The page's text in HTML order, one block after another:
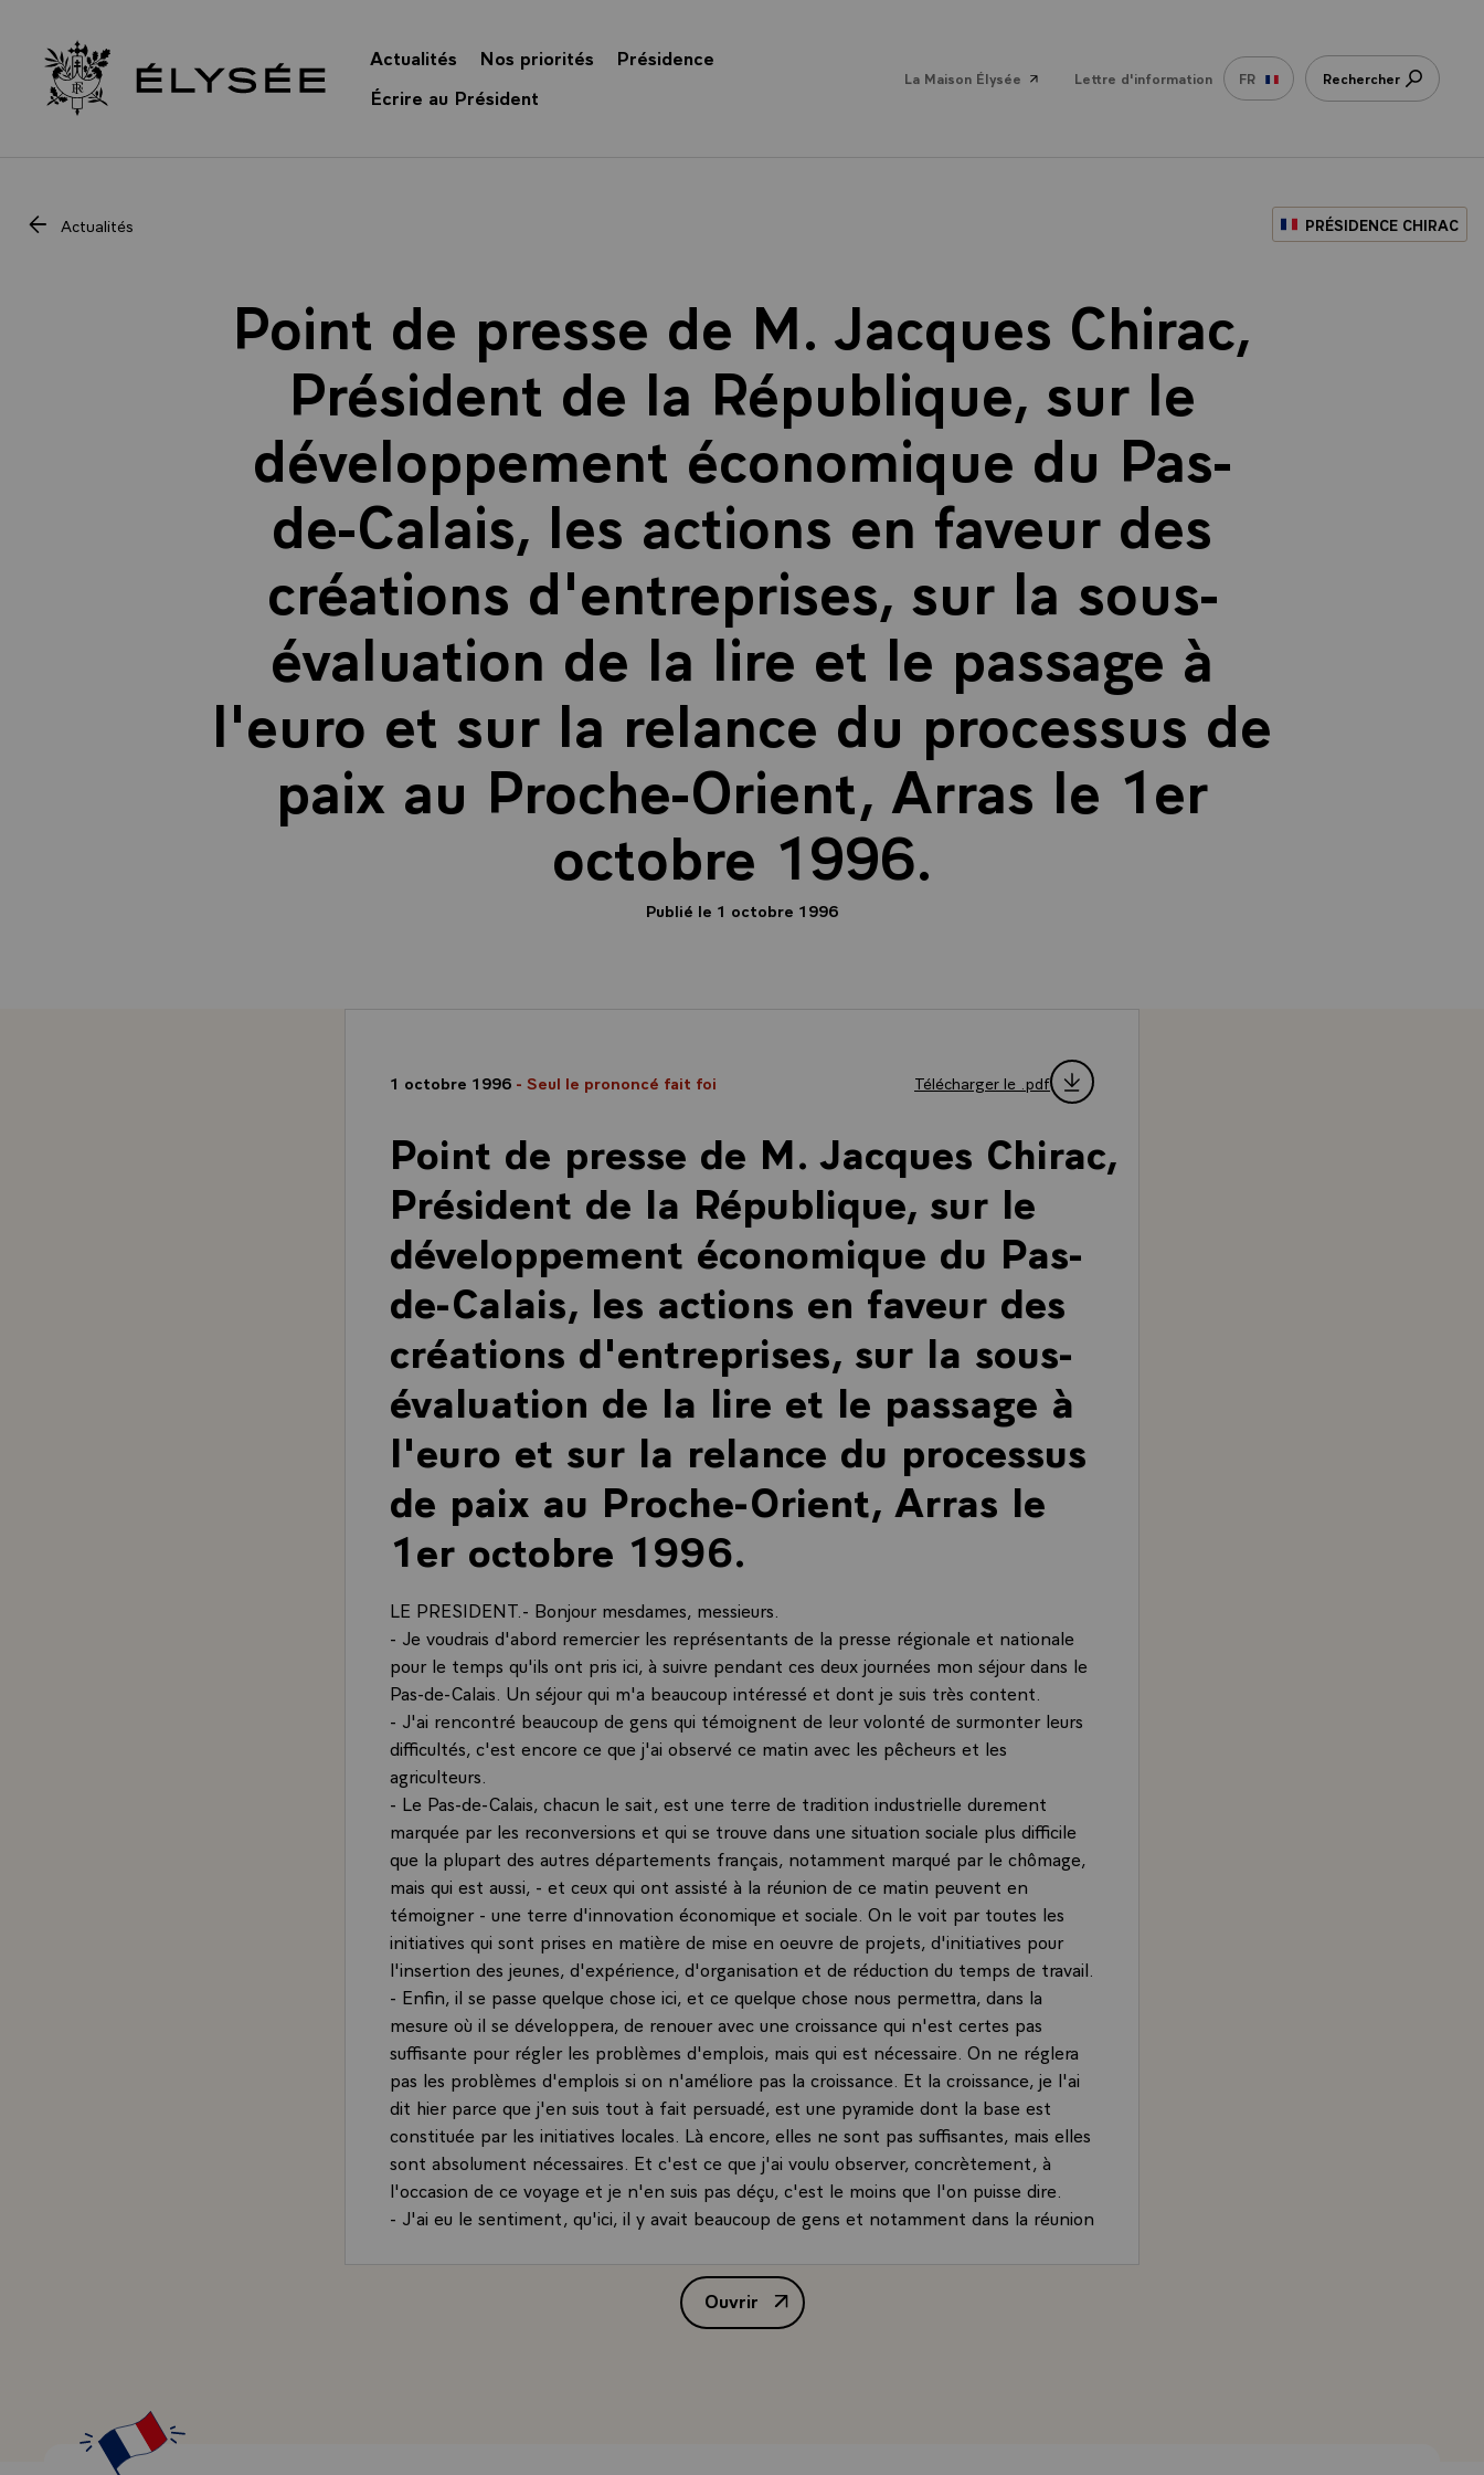
Retour à l’accueil Élysée
Actualités Nos priorités
Présidence
Écrire au Président
La Maison Élysée Lettre d'information FR Rechercher
Actualités PRÉSIDENCE CHIRAC
Point de presse de M. Jacques Chirac,
Président de la République, sur le
développement économique du Pas-
de-Calais, les actions en faveur des
créations d'entreprises, sur la sous-
évaluation de la lire et le passage à
l'euro et sur la relance du processus de
paix au Proche-Orient, Arras le 1er
octobre 1996.
Publié le 1 octobre 1996
1 octobre 1996 - Seul le prononcé fait foi Télécharger le .pdf
Point de presse de M. Jacques Chirac,
Président de la République, sur le
développement économique du Pas-
de-Calais, les actions en faveur des
créations d'entreprises, sur la sous-
évaluation de la lire et le passage à
l'euro et sur la relance du processus
de paix au Proche-Orient, Arras le
1er octobre 1996.
LE PRESIDENT.- Bonjour mesdames, messieurs.
- Je voudrais d'abord remercier les représentants de la presse régionale et nationale
pour le temps qu'ils ont pris ici, à suivre pendant ces deux journées mon séjour dans le
Pas-de-Calais. Un séjour qui m'a beaucoup intéressé et dont je suis très content.
- J'ai rencontré beaucoup de gens qui témoignent de leur volonté de surmonter leurs
difficultés, c'est encore ce que j'ai observé ce matin avec les pêcheurs et les
agriculteurs.
- Le Pas-de-Calais, chacun le sait, est une terre de tradition industrielle durement
marquée par les reconversions et qui se trouve dans une situation sociale plus difficile
que la plupart des autres départements français, notamment marqué par le chômage,
mais qui est aussi, - et ceux qui ont assisté à la réunion de ce matin peuvent en
témoigner - une terre d'innovation économique et sociale. On le voit par toutes les
initiatives qui sont prises en matière de mise en oeuvre de projets, d'initiatives pour
l'insertion des jeunes, d'expérience, d'organisation et de réduction du temps de travail.
- Enfin, il se passe quelque chose ici, et ce quelque chose nous permettra, dans la
mesure où il se développera, de renouer avec une croissance qui n'est certes pas
suffisante pour régler les problèmes d'emplois, mais qui est nécessaire. On ne réglera
pas les problèmes d'emplois si on n'améliore pas la croissance. Et la croissance, je l'ai
dit hier parce que j'en suis tout à fait persuadé, est une pyramide dont la base est
constituée par les initiatives locales. Là encore, elles ne sont pas suffisantes, mais elles
sont absolument nécessaires. Et c'est ce que j'ai voulu observer, concrètement, à
l'occasion de ce voyage et je n'en suis pas déçu, c'est le moins que l'on puisse dire.
- J'ai eu le sentiment, qu'ici, il y avait beaucoup de gens et notamment dans la réunion
rassemblement, l'esprit de mobilisation sur l'esprit de résignation.
- Vous savez pendant cette période de changement inévitable, incontournable, à
laquelle les pays européens et notamment la France sont confrontés, il faut bannir
Ouvrir
Point de presse de M. Jacques Chirac, Président de la République, sur le